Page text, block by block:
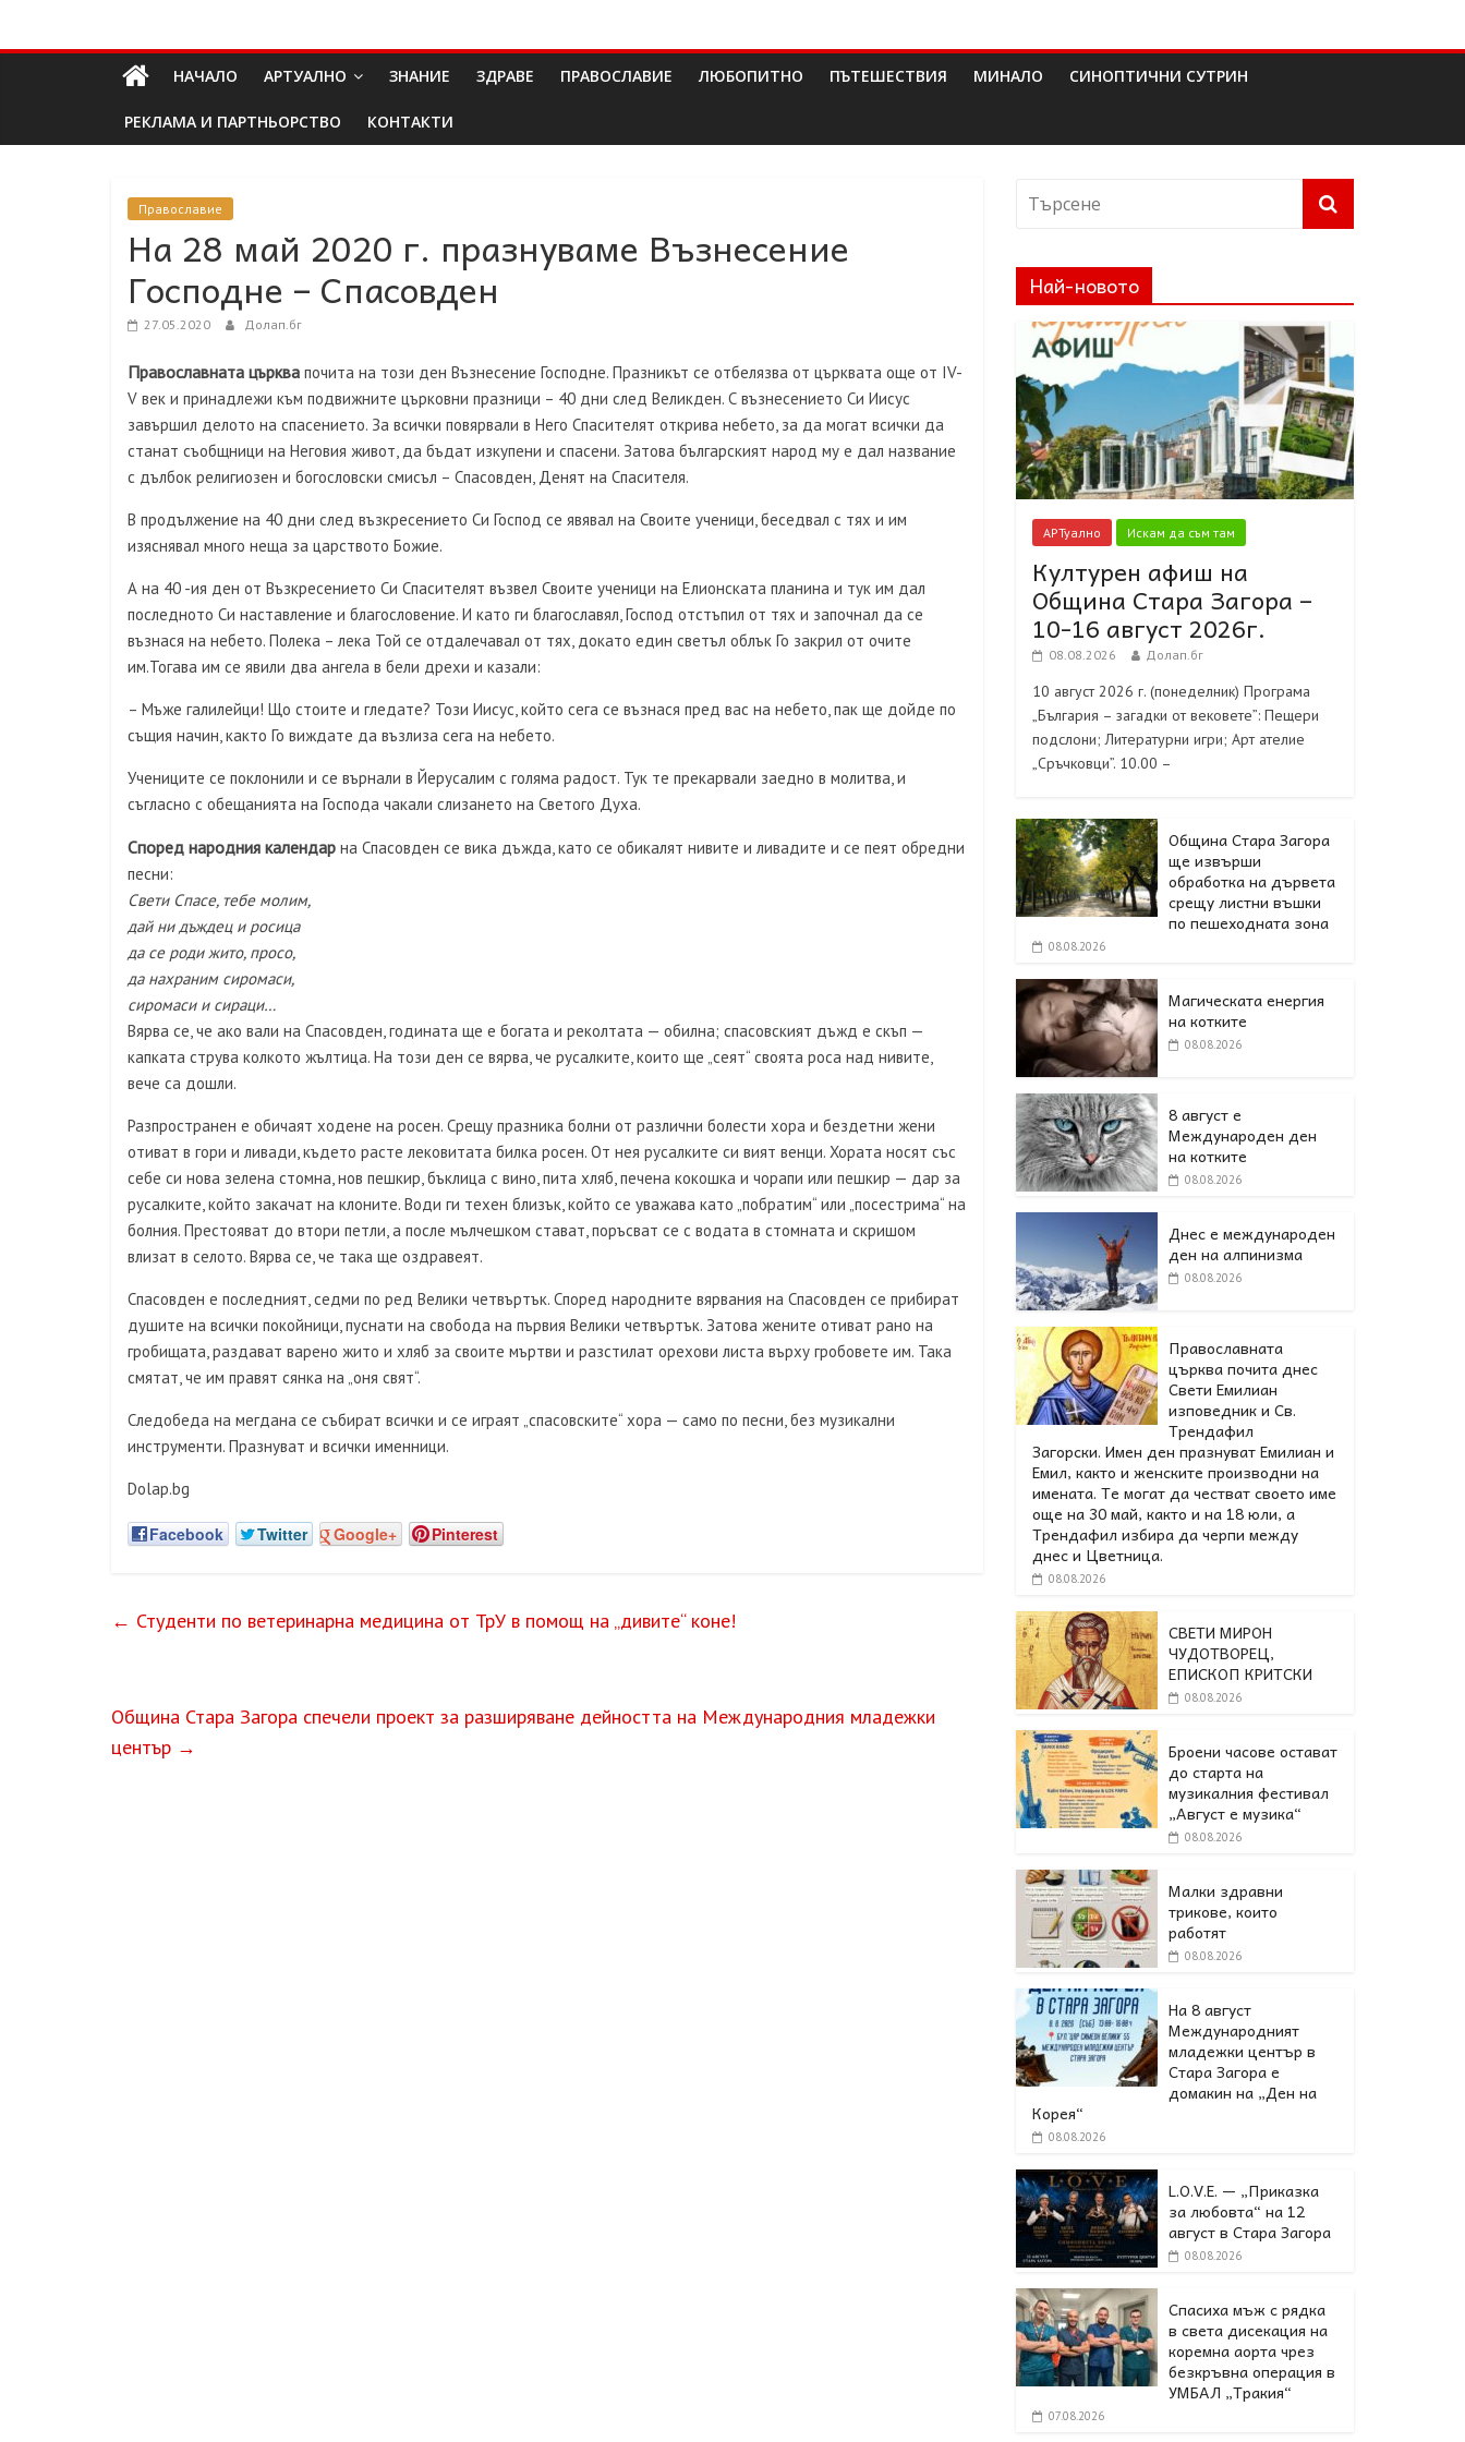
Долап
БГ
пътешествия|
мода|
събития|
кухня|
реклама|
минало|
НАЧАЛО АРТУАЛНО ЗНАНИЕ ЗДРАВЕ ПРАВОСЛАВИЕ ЛЮБОПИТНО ПЪТЕШЕСТВИЯ МИНАЛО СИНОПТИЧНИ СУТРИН
РЕКЛАМА И ПАРТНЬОРСТВО КОНТАКТИ
Православие
На 28 май 2020 г. празнуваме Възнесение
Господне – Спасовден
27.05.2020 Долап.бг
Православната църква почита на този ден Възнесение Господне. Празникът се отбелязва от църквата още от IV-
V век и принадлежи към подвижните църковни празници – 40 дни след Великден. С възнесението Си Иисус
завършил делото на спасението. За всички повярвали в Него Спасителят открива небето, за да могат всички да
станат съобщници на Неговия живот, да бъдат изкупени и спасени. Затова българският народ му е дал название
с дълбок религиозен и богословски смисъл – Спасовден, Денят на Спасителя.
В продължение на 40 дни след възкресението Си Господ се явявал на Своите ученици, беседвал с тях и им
изяснявал много неща за царството Божие.
А на 40 -ия ден от Възкресението Си Спасителят възвел Своите ученици на Елионската планина и тук им дал
последното Си наставление и благословение. И като ги благославял, Господ отстъпил от тях и започнал да се
възнася на небето. Полека – лека Той се отдалечавал от тях, докато един светъл облък Го закрил от очите
им.Тогава им се явили два ангела в бели дрехи и казали:
– Мъже галилейци! Що стоите и гледате? Този Иисус, който сега се възнася пред вас на небето, пак ще дойде по
същия начин, както Го виждате да възлиза сега на небето.
Учениците се поклонили и се върнали в Йерусалим с голяма радост. Тук те прекарвали заедно в молитва, и
съгласно с обещанията на Господа чакали слизането на Светого Духа.
Според народния календар на Спасовден се вика дъжда, като се обикалят нивите и ливадите и се пеят обредни
песни:
Свети Спасе, тебе молим,
дай ни дъждец и росица
да се роди жито, просо,
да нахраним сиромаси,
сиромаси и сираци…
Вярва се, че ако вали на Спасовден, годината ще е богата и реколтата — обилна; спасовският дъжд е скъп —
капката струва колкото жълтица. На този ден се вярва, че русалките, които ще „сеят“ своята роса над нивите,
вече са дошли.
Разпространен е обичаят ходене на росен. Срещу празника болни от различни болести хора и бездетни жени
отиват в гори и ливади, където расте лековитата билка росен. От нея русалките си вият венци. Хората носят със
себе си нова зелена стомна, нов пешкир, бъклица с вино, пита хляб, печена кокошка и чорапи или пешкир — дар за
русалките, който закачат на клоните. Води ги техен близък, който се уважава като „побратим“ или „посестрима“ на
болния. Престояват до втори петли, а после мълчешком стават, поръсват се с водата в стомната и скришом
влизат в селото. Вярва се, че така ще оздравеят.
Спасовден е последният, седми по ред Велики четвъртък. Според народните вярвания на Спасовден се прибират
душите на всички покойници, пуснати на свобода на първия Велики четвъртък. Затова жените отиват рано на
гробищата, раздават варено жито и хляб за своите мъртви и разстилат орехови листа върху гробовете им. Така
смятат, че им правят сянка на „оня свят“.
Следобеда на мегдана се събират всички и се играят „спасовските“ хора — само по песни, без музикални
инструменти. Празнуват и всички именници.
Dolap.bg
Facebook Twitter Google+ Pinterest
← Студенти по ветеринарна медицина от ТрУ в помощ на „дивите“ коне!
Община Стара Загора спечели проект за разширяване дейността на Международния младежки
център →
Най-новото
АРТуално Искам да съм там
Културен афиш на
Община Стара Загора –
10-16 август 2026г.
08.08.2026 Долап.бг
10 август 2026 г. (понеделник) Програма
„България – загадки от вековете”: Пещери
подслони; Литературни игри; Арт ателие
„Сръчковци”. 10.00 –
Община Стара Загора
ще извърши
обработка на дървета
срещу листни въшки
по пешеходната зона
08.08.2026
Магическата енергия
на котките
08.08.2026
8 август е
Международен ден
на котките
08.08.2026
Днес е международен
ден на алпинизма
08.08.2026
Православната
църква почита днес
Свети Емилиан
изповедник и Св.
Трендафил
Загорски. Имен ден празнуват Емилиан и
Емил, както и женските производни на
имената. Те могат да честват своето име
още на 30 май, както и на 18 юли, а
Трендафил избира да черпи между
днес и Цветница.
08.08.2026
СВЕТИ МИРОН
ЧУДОТВОРЕЦ,
ЕПИСКОП КРИТСКИ
08.08.2026
Броени часове остават
до старта на
музикалния фестивал
„Август е музика“
08.08.2026
Малки здравни
трикове, които
работят
08.08.2026
На 8 август
Международният
младежки център в
Стара Загора е
домакин на „Ден на
Корея“
08.08.2026
L.O.V.E. — „Приказка
за любовта“ на 12
август в Стара Загора
08.08.2026
Спасиха мъж с рядка
в света дисекация на
коремна аорта чрез
безкръвна операция в
УМБАЛ „Тракия“
07.08.2026